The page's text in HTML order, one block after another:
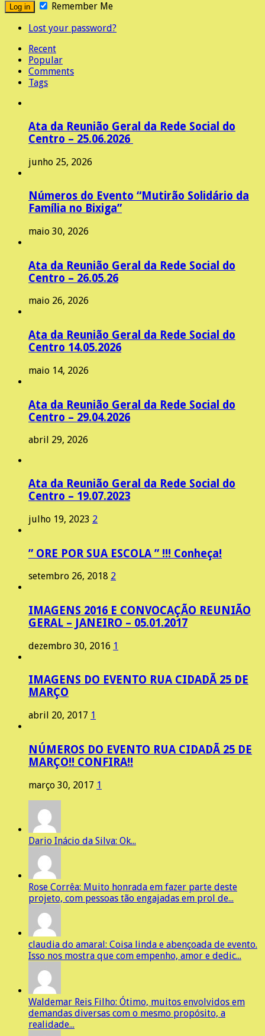
Remember Me
Lost your password?
Recent
Popular
Comments
Tags
Ata da Reunião Geral da Rede Social do
Centro – 25.06.2026
junho 25, 2026
Números do Evento “Mutirão Solidário da
Família no Bixiga”
maio 30, 2026
Ata da Reunião Geral da Rede Social do
Centro – 26.05.26
maio 26, 2026
Ata da Reunião Geral da Rede Social do
Centro 14.05.2026
maio 14, 2026
Ata da Reunião Geral da Rede Social do
Centro – 29.04.2026
abril 29, 2026
Ata da Reunião Geral da Rede Social do
Centro – 19.07.2023
julho 19, 2023 2
” ORE POR SUA ESCOLA ” !!! Conheça!
setembro 26, 2018 2
IMAGENS 2016 E CONVOCAÇÃO REUNIÃO
GERAL – JANEIRO – 05.01.2017
dezembro 30, 2016 1
IMAGENS DO EVENTO RUA CIDADÃ 25 DE
MARÇO
abril 20, 2017 1
NÚMEROS DO EVENTO RUA CIDADÃ 25 DE
MARÇO!! CONFIRA!!
março 30, 2017 1
Dario Inácio da Silva: Ok...
Rose Corrêa: Muito honrada em fazer parte deste
projeto, com pessoas tão engajadas em prol de...
claudia do amaral: Coisa linda e abençoada de evento.
Isso nos mostra que com empenho, amor e dedic...
Waldemar Reis Filho: Ótimo, muitos envolvidos em
demandas diversas com o mesmo propósito, a
realidade...